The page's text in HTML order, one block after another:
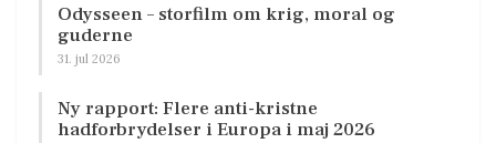
Odysseen – storfilm om krig, moral og
guderne
31. jul 2026
Ny rapport: Flere anti-kristne
hadforbrydelser i Europa i maj 2026